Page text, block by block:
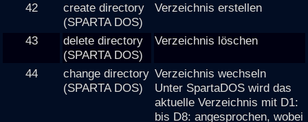
42
create directory
(SPARTA DOS)
Verzeichnis erstellen
43
delete directory
(SPARTA DOS)
Verzeichnis löschen
44
change directory
(SPARTA DOS)
Verzeichnis wechseln
Unter SpartaDOS wird das
aktuelle Verzeichnis mit D1:
bis D8: angesprochen, wobei